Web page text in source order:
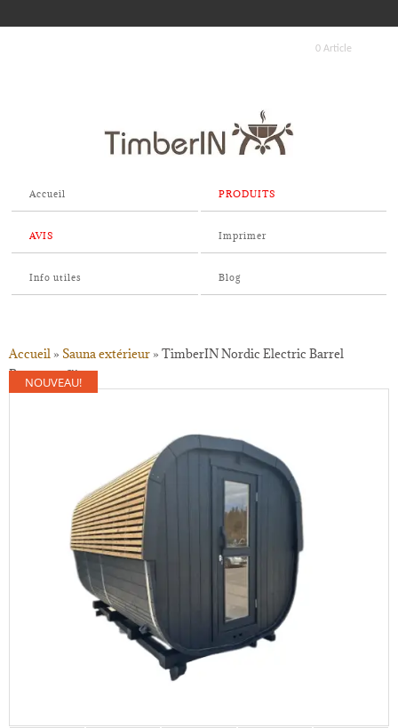
0 Article
Accueil PRODUITS
AVIS Imprimer
Info utiles Blog
Accueil » Sauna extérieur » TimberIN Nordic Electric Barrel
Panorama™
NOUVEAU!